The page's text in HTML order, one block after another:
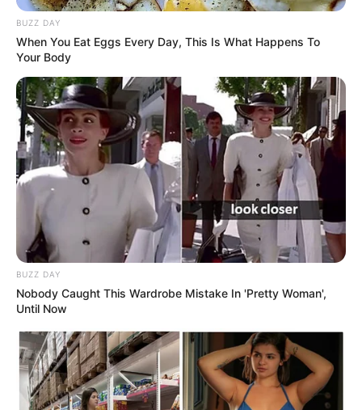
Ambyar! 10 Kalimat Baper
Pakai Bahasa Jawa Ini Bikin
Galau Abis
Fail! 10 Potret Makanan Gagal
Dimasak yang Bikin Kamu
Nggak Selera
BUZZ DAY
When You Eat Eggs Every Day, This Is What Happens To
Your Body
BUZZ DAY
Nobody Caught This Wardrobe Mistake In 'Pretty Woman',
Until Now